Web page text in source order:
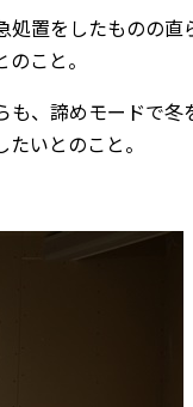
置をしたものの直
こと。
も、諦めモードで
いとのこと。